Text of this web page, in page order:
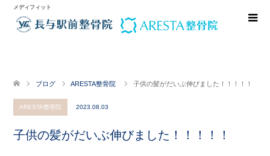
メディフィット
ブログ ARESTA整骨院 子供の髪がだいぶ伸びました！！！！！
ARESTA整骨院 2023.08.03
子供の髪がだいぶ伸びました！！！！！